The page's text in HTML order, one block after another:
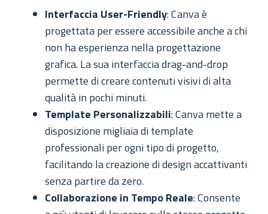
Interfaccia User-Friendly: Canva è
progettata per essere accessibile anche a chi
non ha esperienza nella progettazione
grafica. La sua interfaccia drag-and-drop
permette di creare contenuti visivi di alta
qualità in pochi minuti.
Template Personalizzabili: Canva mette a
disposizione migliaia di template
professionali per ogni tipo di progetto,
facilitando la creazione di design accattivanti
senza partire da zero.
Collaborazione in Tempo Reale: Consente